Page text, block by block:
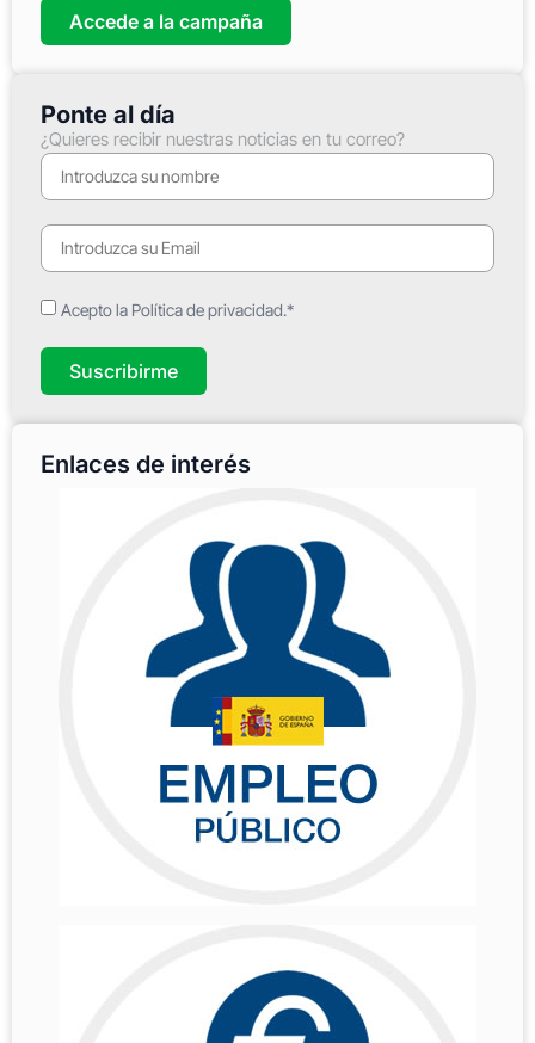
Accede a la campaña
Ponte al día
¿Quieres recibir nuestras noticias en tu correo?
Acepto la Política de privacidad.*
Suscribirme
Enlaces de interés